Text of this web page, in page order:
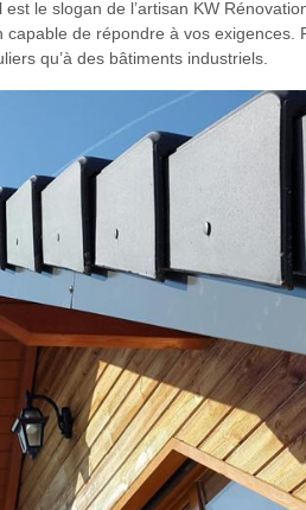
le slogan de l’artisan KW
de répondre à vos exigences.
qu’à des bâtiments industriels.